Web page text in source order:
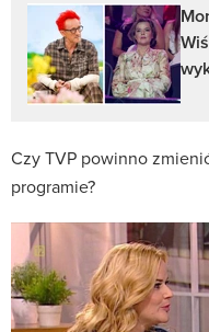
Czy TVP powinno
programie?